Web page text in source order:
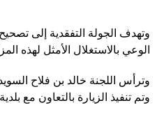
وتهدف الجولة التفقدية إلى
الوعي بالاستغلال الأمثل لهذه
وترأس اللجنة خالد بن فلاح
وتم تنفيذ الزيارة بالتعاون مع